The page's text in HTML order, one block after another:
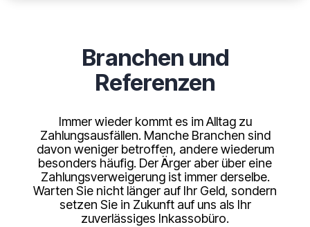
Branchen und
Referenzen
Immer wieder kommt es im Alltag zu
Zahlungsausfällen. Manche Branchen sind
davon weniger betroffen, andere wiederum
besonders häufig. Der Ärger aber über eine
Zahlungsverweigerung ist immer derselbe.
Warten Sie nicht länger auf Ihr Geld, sondern
setzen Sie in Zukunft auf uns als Ihr
zuverlässiges Inkassobüro.